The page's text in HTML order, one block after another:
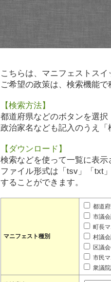
こちらは、マニフェストスイ
ご希望の政策は、検索機能で
【検索方法】
都道府県などのボタンを選択
政治家名なども記入のうえ「
【ダウンロード】
検索などを使って一覧に表示
ファイル形式は「tsv」「txt
することができます。
マニフェスト種別
都道
市議
町長
村議
区議
市民
衆議